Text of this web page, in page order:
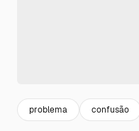
problema confusão